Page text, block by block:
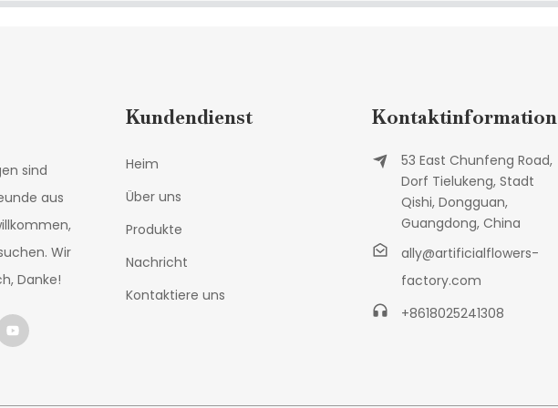
sind
aus
Wir
Danke!
Kundendienst
Heim
Über uns
Produkte
Nachricht
Kontaktiere uns
Kontaktinformation
53 East Chunfeng Road,
Dorf Tielukeng, Stadt
Qishi, Dongguan,
Guangdong, China
ally@artificialflowers-
factory.com
+8618025241308